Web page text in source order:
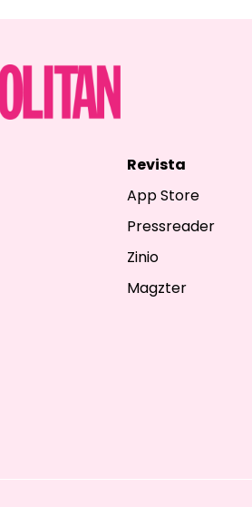
Revista
App Store
Pressreader
Zinio
Magzter